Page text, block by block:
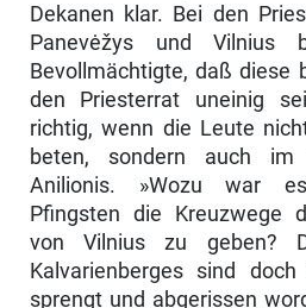
Dekanen klar. Bei den
Panevėžys und Vilnius
Bevollmächtigte, daß diese
den Priesterrat uneinig
richtig, wenn die Leute
beten, sondern auch im
Anilionis. »Wozu war
Pfingsten die Kreuzwege
von Vil­nius zu geben?
Kalvarienberges sind
sprengt und abgerissen